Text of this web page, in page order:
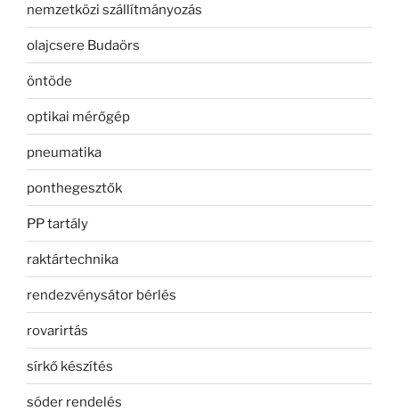
nemzetközi szállítmányozás
olajcsere Budaörs
öntöde
optikai mérőgép
pneumatika
ponthegesztők
PP tartály
raktártechnika
rendezvénysátor bérlés
rovarirtás
sírkő készítés
sóder rendelés